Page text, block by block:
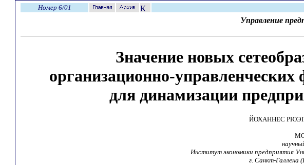
Номер 6/01
Управление
Значение новых
организационно-управленческих
для динамизации
ЙОХАННЕС
Институт экономики предприятия
г. Санкт-Галлена